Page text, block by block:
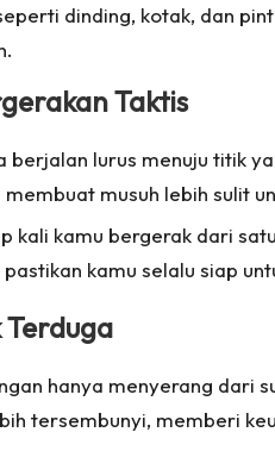
dinding, kotak, dan
Taktis
berjalan lurus menuju titik
musuh lebih sulit
kali kamu bergerak dari
kamu selalu siap
Terduga
hanya menyerang dari
tersembunyi, memberi